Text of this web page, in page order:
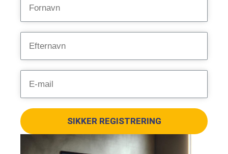
SIKKER REGISTRERING